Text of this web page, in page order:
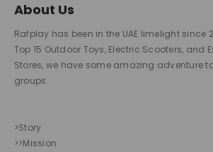
About Us
Rafplay has been in the UAE limelight since
Top 15 Outdoor Toys, Electric Scooters, and
Stores, we have some amazing adventure
groups.
>Story
>>Mission